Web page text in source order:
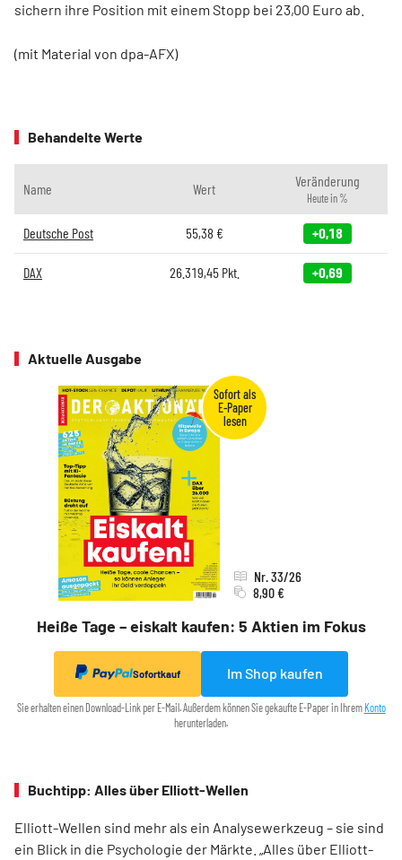
sichern ihre Position mit einem Stopp bei 23,00 Euro ab.
(mit Material von dpa-AFX)
Behandelte Werte
Name Wert Veränderung
Heute in %
Deutsche Post 55,38 € +0,18
DAX 26.319,45Pkt. +0,69
Aktuelle Ausgabe
Heiße Tage – eiskalt kaufen: 5 Aktien im Fokus
Nr. 33/26
8,90 €
Sofortkauf Im Shop kaufen
Sie erhalten einen Download-Link per E-Mail. Außerdem können Sie gekaufte E-Paper in IhremKonto
herunterladen.
Buchtipp: Alles über Elliott-Wellen
Elliott-Wellen sind mehr als ein Analysewerkzeug – sie sind
ein Blick in die Psychologie der Märkte. „Alles über Elliott-